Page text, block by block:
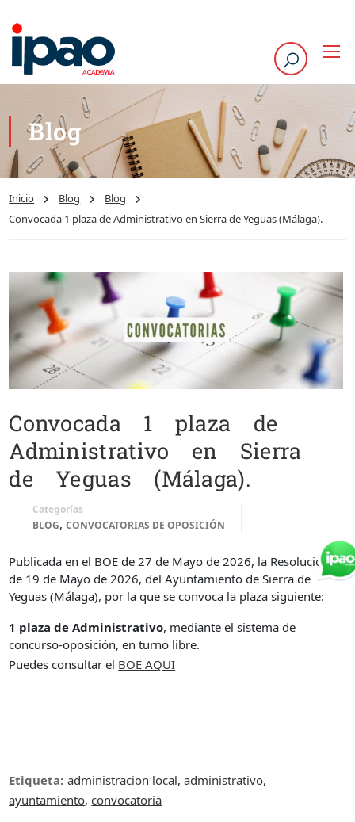
Blog
Inicio Blog
Blog
Convocada 1 plaza de Administrativo en Sierra de Yeguas (Málaga).
Convocada 1 plaza de
Administrativo en Sierra
de Yeguas (Málaga).
Categorías
BLOG,CONVOCATORIAS DE OPOSICIÓN
Publicada en el BOE de 27 de Mayo de 2026, la Resolución
de 19 de Mayo de 2026, del Ayuntamiento de Sierra de
Yeguas (Málaga), por la que se convoca la plaza siguiente:
1 plaza de Administrativo, mediante el sistema de
concurso-oposición, en turno libre.
Puedes consultar el BOE AQUI
Etiqueta: administracion local,administrativo,
ayuntamiento,convocatoria